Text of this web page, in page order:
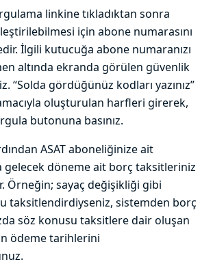
linkine tıkladıktan sonra
için abone numarasını
İlgili kutucuğa abone numaranızı
altında ekranda görülen güvenlik
“Solda gördüğünüz kodları yazınız”
oluşturulan harfleri girerek,
butonuna basınız.
ASAT aboneliğinize ait
gelecek döneme ait borç taksitleriniz
Örneğin; sayaç değişikliği gibi
taksitlendirdiyseniz, sistemden borç
söz konusu taksitlere dair oluşan
ödeme tarihlerini